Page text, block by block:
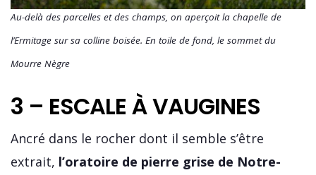
Au-delà des parcelles et des champs, on aperçoit la chapelle de
l’Ermitage sur sa colline boisée. En toile de fond, le sommet du
Mourre Nègre
3 – ESCALE À VAUGINES
Ancré dans le rocher dont il semble s’être
extrait, l’oratoire de pierre grise de Notre-